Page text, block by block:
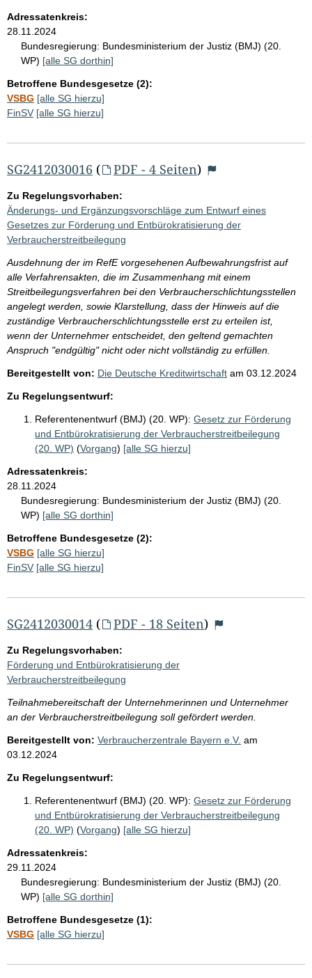
Adressatenkreis:
28.11.2024
Bundesregierung: Bundesministerium der Justiz (BMJ) (20.
WP) [alle SG dorthin]
Betroffene Bundesgesetze (2):
VSBG [alle SG hierzu]
FinSV [alle SG hierzu]
SG2412030016 ( PDF - 4 Seiten)
Zu Regelungsvorhaben:
Änderungs- und Ergänzungsvorschläge zum Entwurf eines
Gesetzes zur Förderung und Entbürokratisierung der
Verbraucherstreitbeilegung
Ausdehnung der im RefE vorgesehenen Aufbewahrungsfrist auf
alle Verfahrensakten, die im Zusammenhang mit einem
Streitbeilegungsverfahren bei den Verbraucherschlichtungsstellen
angelegt werden, sowie Klarstellung, dass der Hinweis auf die
zuständige Verbraucherschlichtungsstelle erst zu erteilen ist,
wenn der Unternehmer entscheidet, den geltend gemachten
Anspruch "endgültig" nicht oder nicht vollständig zu erfüllen.
Bereitgestellt von: Die Deutsche Kreditwirtschaft am 03.12.2024
Zu Regelungsentwurf:
Referentenentwurf (BMJ) (20. WP): Gesetz zur Förderung
und Entbürokratisierung der Verbraucherstreitbeilegung
(20. WP) (Vorgang) [alle SG hierzu]
Adressatenkreis:
28.11.2024
Bundesregierung: Bundesministerium der Justiz (BMJ) (20.
WP) [alle SG dorthin]
Betroffene Bundesgesetze (2):
VSBG [alle SG hierzu]
FinSV [alle SG hierzu]
SG2412030014 ( PDF - 18 Seiten)
Zu Regelungsvorhaben:
Förderung und Entbürokratisierung der
Verbraucherstreitbeilegung
Teilnahmebereitschaft der Unternehmerinnen und Unternehmer
an der Verbraucherstreitbeilegung soll gefördert werden.
Bereitgestellt von: Verbraucherzentrale Bayern e.V. am
03.12.2024
Zu Regelungsentwurf:
Referentenentwurf (BMJ) (20. WP): Gesetz zur Förderung
und Entbürokratisierung der Verbraucherstreitbeilegung
(20. WP) (Vorgang) [alle SG hierzu]
Adressatenkreis:
29.11.2024
Bundesregierung: Bundesministerium der Justiz (BMJ) (20.
WP) [alle SG dorthin]
Betroffene Bundesgesetze (1):
VSBG [alle SG hierzu]